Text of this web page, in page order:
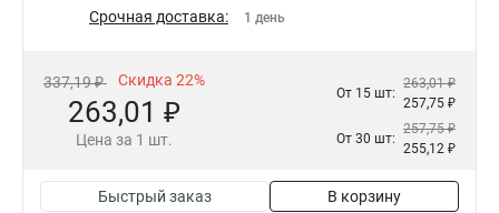
Срочная доставка: 1 день
337,19 ₽ Скидка 22%
263,01 ₽
Цена за 1 шт.
От 15 шт:
263,01 ₽
257,75 ₽
От 30 шт:
257,75 ₽
255,12 ₽
Быстрый заказ В корзину